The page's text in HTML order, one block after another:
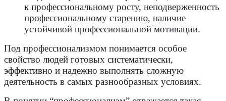
к профессиональному росту, неподверженность
профессиональному старению, наличие
устойчивой профессиональной мотивации.
Под профессионализмом понимается особое
свойство людей готовых систематически,
эффективно и надежно выполнять сложную
деятельность в самых разнообразных условиях.